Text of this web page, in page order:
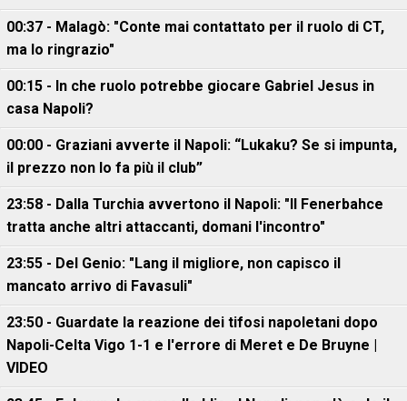
00:37 - Malagò: "Conte mai contattato per il ruolo di CT,
ma lo ringrazio"
00:15 - In che ruolo potrebbe giocare Gabriel Jesus in
casa Napoli?
00:00 - Graziani avverte il Napoli: “Lukaku? Se si impunta,
il prezzo non lo fa più il club”
23:58 - Dalla Turchia avvertono il Napoli: "Il Fenerbahce
tratta anche altri attaccanti, domani l'incontro"
23:55 - Del Genio: "Lang il migliore, non capisco il
mancato arrivo di Favasuli"
23:50 - Guardate la reazione dei tifosi napoletani dopo
Napoli-Celta Vigo 1-1 e l'errore di Meret e De Bruyne |
VIDEO